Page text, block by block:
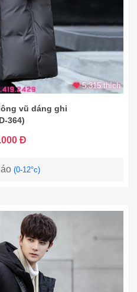
5.315 thích
vũ dáng ghi
364)
Đ
(0-12°c)